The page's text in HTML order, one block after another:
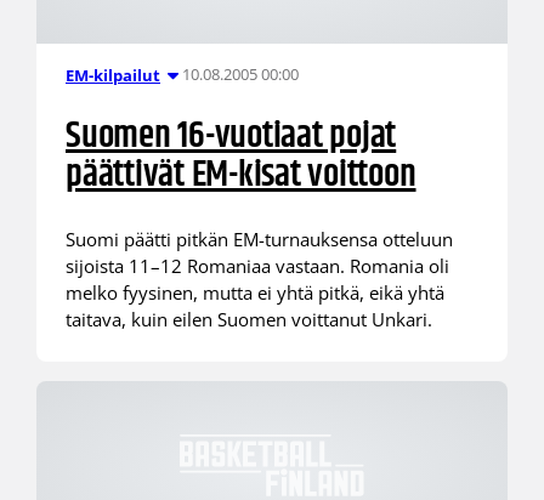
EM-kilpailut 10.08.2005 00:00
Suomen 16-vuotiaat pojat
päättivät EM-kisat voittoon
Suomi päätti pitkän EM-turnauksensa otteluun
sijoista 11–12 Romaniaa vastaan. Romania oli
melko fyysinen, mutta ei yhtä pitkä, eikä yhtä
taitava, kuin eilen Suomen voittanut Unkari.